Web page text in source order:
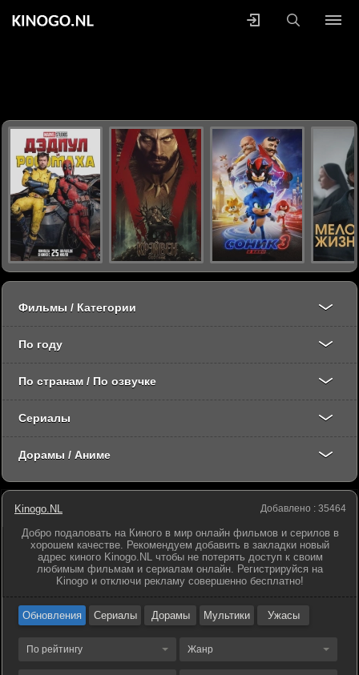
Добавлено : 35464
Kinogo.NL
Добро подаловать на Киного в мир онлайн фильмов и серилов в
хорошем качестве. Рекомендуем добавить в закладки новый
адрес киного Kinogo.NL чтобы не потерять доступ к своим
любимым фильмам и сериалам онлайн. Регистрируйся на
Kinogo и отключи рекламу совершенно бесплатно!
Обновления Сериалы Дорамы Мультики Ужасы
По рейтингу Жанр
Фильмы / Категории
По году
По странам / По озвучке
Сериалы
Дорамы / Аниме